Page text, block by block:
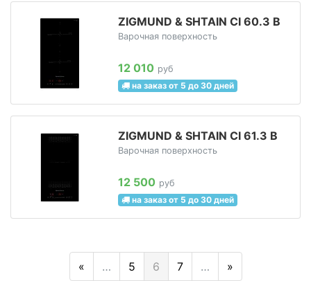
ZIGMUND & SHTAIN CI 60.3 B
Варочная поверхность
12 010 руб
на заказ от 5 до 30 дней
ZIGMUND & SHTAIN CI 61.3 B
Варочная поверхность
12 500 руб
на заказ от 5 до 30 дней
« … 5 6 7 … »